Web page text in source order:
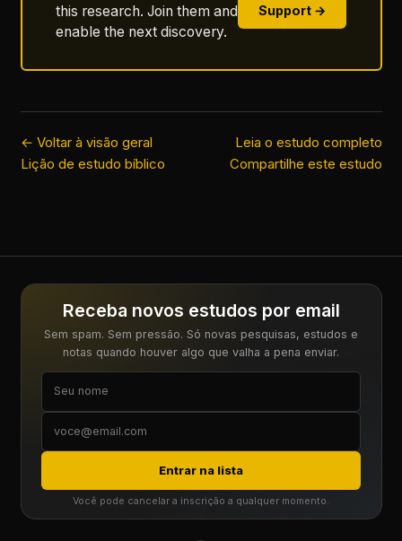
this research. Join them and
enable the next discovery.
Support →
← Voltar à visão geral
Leia o estudo completo
Lição de estudo bíblico
Compartilhe este estudo
Receba novos estudos por email
Sem spam. Sem pressão. Só novas pesquisas, estudos e
notas quando houver algo que valha a pena enviar.
Entrar na lista
Você pode cancelar a inscrição a qualquer momento.